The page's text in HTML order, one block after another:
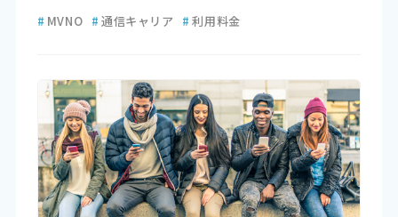
# MVNO # 通信キャリア # 利用料金